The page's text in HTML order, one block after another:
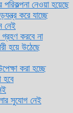
পরিকল্পনা নেওয়া হয়েছে
করে যাচ্ছে
নেই
করবে না
হয়ে উঠেছে
করা হচ্ছে
হবে
সুযোগ নেই